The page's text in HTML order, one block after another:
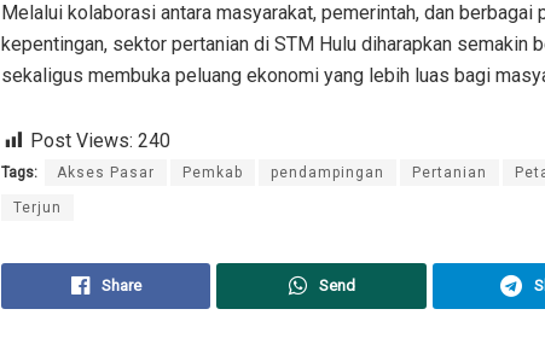
Melalui kolaborasi antara masyarakat, pemerintah, dan berbagai
kepentingan, sektor pertanian di STM Hulu diharapkan semakin
sekaligus membuka peluang ekonomi yang lebih luas bagi
Post Views: 240
Tags: Akses Pasar Pemkab pendampingan Pertanian
Terjun
Share Send